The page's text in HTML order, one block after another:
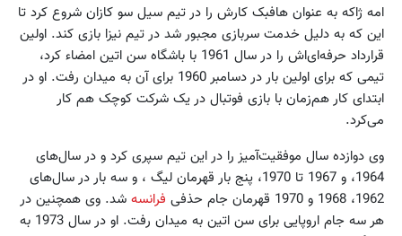
امه ژاکه به عنوان هافبک کارش را در تیم سیل سو کازان شروع کرد تا
این که به دلیل خدمت سربازی مجبور شد در تیم نیزا بازی کند. اولین
قرارداد حرفه‌ای‌اش را در سال 1961 با باشگاه سن اتین امضاء کرد،
تیمی که برای اولین بار در دسامبر 1960 برای آن به میدان رفت. او در
ابتدای کار هم‌زمان با بازی فوتبال در یک شرکت کوچک هم کار
می‌کرد.
وی دوازده سال موفقیت‌آمیز را در این تیم سپری کرد و در سال‌های
1964، و 1967 تا 1970، پنج بار قهرمان لیگ ، و سه بار در سال‌های
1962، 1968 و 1970 قهرمان جام حذفی
فرانسه شد. وی همچنین در
هر سه جام اروپایی برای سن اتین به میدان رفت. او در سال 1973 به